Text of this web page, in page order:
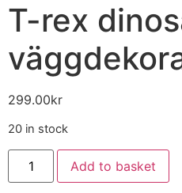
T-rex
299.00kr
20 in stock
Add to basket